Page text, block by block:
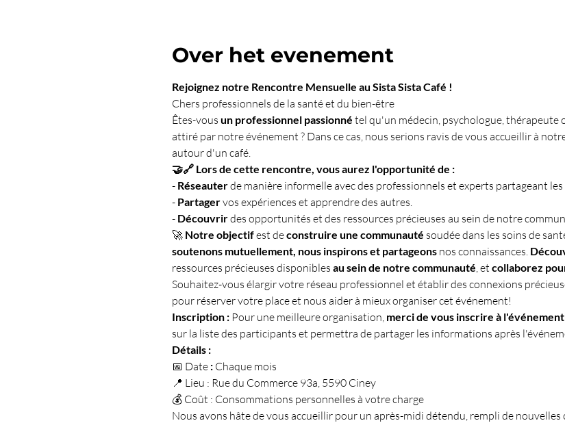
Over het evenement
Rejoignez notre Rencontre Mensuelle au Sista Sista Café !
Chers professionnels de la santé et du bien-être
Êtes-vous un professionnel passionné tel qu'un médecin, psychologue, thérapeute
attiré par notre événement ? Dans ce cas, nous serions ravis de vous accueillir à
autour d'un café.
🤝🔗 Lors de cette rencontre, vous aurez l'opportunité de :
- Réseauter de manière informelle avec des professionnels et experts partageant les
- Partager vos expériences et apprendre des autres.
- Découvrir des opportunités et des ressources précieuses au sein de notre
🚀 Notre objectif est de construire une communauté soudée dans les soins de
soutenons mutuellement, nous inspirons et partageons nos connaissances.
ressources précieuses disponibles au sein de notre communauté , et collaborez
Souhaitez-vous élargir votre réseau professionnel et établir des connexions
pour réserver votre place et nous aider à mieux organiser cet événement!
Inscription : Pour une meilleure organisation, merci de vous inscrire à
sur la liste des participants et permettra de partager les informations après
Détails :
📅 Date : Chaque mois
📍 Lieu : Rue du Commerce 93a, 5590 Ciney
💰 Coût : Consommations personnelles à votre charge
Nous avons hâte de vous accueillir pour un après-midi détendu, rempli de